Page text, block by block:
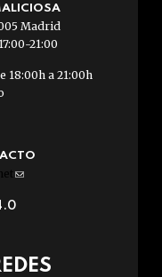
Madrid
21:00
18:00h a 21:00h
(link
e-